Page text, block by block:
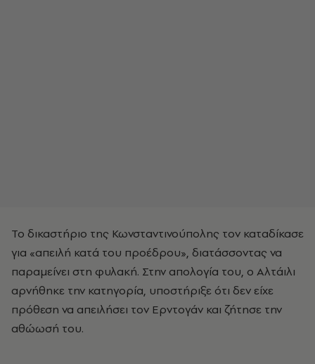
Το δικαστήριο της Κωνσταντινούπολης τον καταδίκασε
για «απειλή κατά του προέδρου», διατάσσοντας να
παραμείνει στη φυλακή. Στην απολογία του, ο Αλτάιλι
αρνήθηκε την κατηγορία, υποστήριξε ότι δεν είχε
πρόθεση να απειλήσει τον Ερντογάν και ζήτησε την
αθώωσή του.